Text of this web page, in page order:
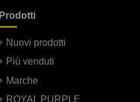
Prodotti
Nuovi prodotti
Più venduti
Marche
ROYAL PURPLE